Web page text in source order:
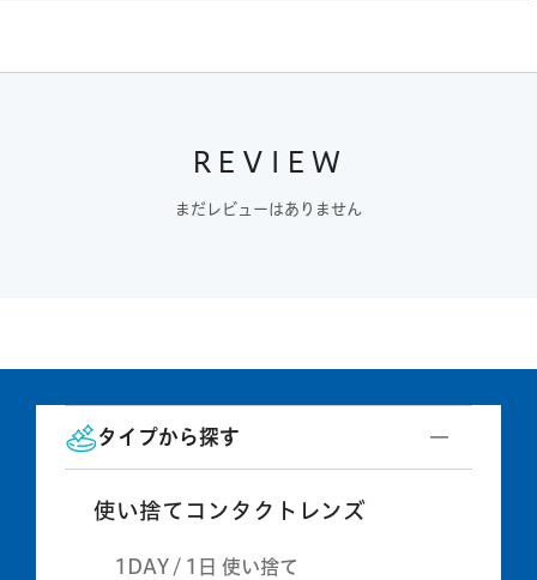
REVIEW
まだレビューはありません
タイプから探す
使い捨てコンタクトレンズ
1DAY / 1日 使い捨て